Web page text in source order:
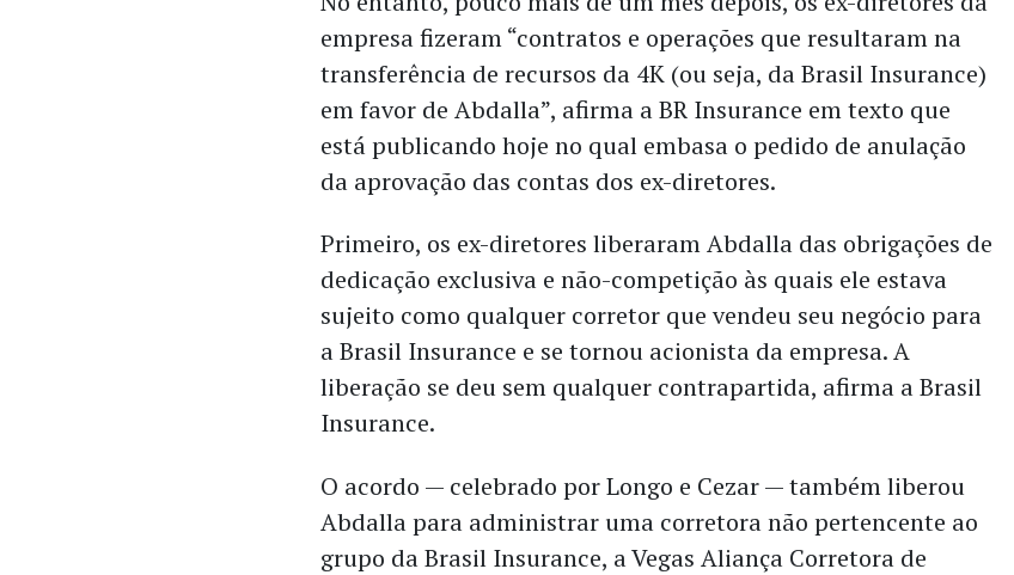
empresa fizeram “contratos e operações que resultaram na
transferência de recursos da 4K (ou seja, da Brasil Insurance)
em favor de Abdalla”, afirma a BR Insurance em texto que
está publicando hoje no qual embasa o pedido de anulação
da aprovação das contas dos ex-diretores.
Primeiro, os ex-diretores liberaram Abdalla das obrigações de
dedicação exclusiva e não-competição às quais ele estava
sujeito como qualquer corretor que vendeu seu negócio para
a Brasil Insurance e se tornou acionista da empresa. A
liberação se deu sem qualquer contrapartida, afirma a Brasil
Insurance.
O acordo — celebrado por Longo e Cezar — também liberou
Abdalla para administrar uma corretora não pertencente ao
grupo da Brasil Insurance, a Vegas Aliança Corretora de